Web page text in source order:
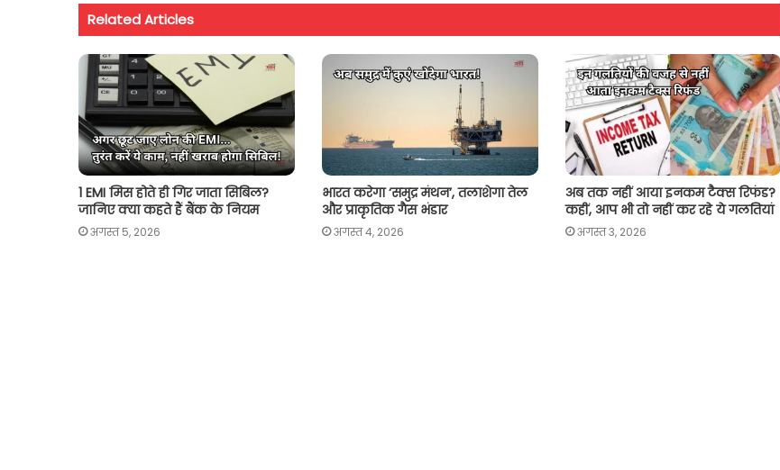
A
p
o
k
e
k
Related Articles
1 EMI मिस होते ही गिर जाता सिबिल?
जानिए क्या कहते हैं बैंक के नियम
अगस्त 5, 2026
भारत करेगा ‘समुद्र मंथन’, तलाशेगा तेल
और प्राकृतिक गैस भंडार
अगस्त 4, 2026
अब तक नहीं आया इनकम टैक्स रिफंड?
कहीं, आप भी तो नहीं कर रहे ये गलतियां
अगस्त 3, 2026